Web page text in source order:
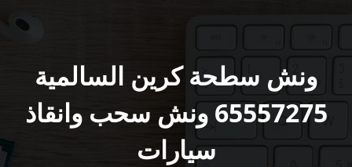
ونش سطحة كرين السالمية
65557275 ونش سحب وانقاذ
سيارات